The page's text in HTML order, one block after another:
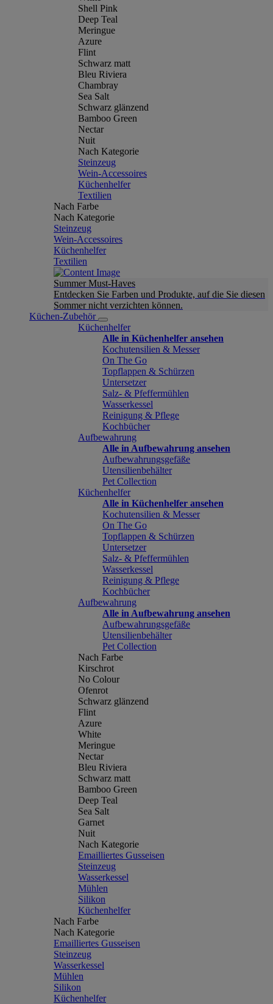
Shell Pink
Deep Teal
Meringue
Azure
Flint
Schwarz matt
Bleu Riviera
Chambray
Sea Salt
Schwarz glänzend
Bamboo Green
Nectar
Nuit
Nach Kategorie
Steinzeug
Wein-Accessoires
Küchenhelfer
Textilien
Nach Farbe
Nach Kategorie
Steinzeug
Wein-Accessoires
Küchenhelfer
Textilien
Summer Must-Haves
Entdecken Sie Farben und Produkte, auf die Sie diesen
Sommer nicht verzichten können.
Küchen-Zubehör
Küchenhelfer
Alle in Küchenhelfer ansehen
Kochutensilien & Messer
On The Go
Topflappen & Schürzen
Untersetzer
Salz- & Pfeffermühlen
Wasserkessel
Reinigung & Pflege
Kochbücher
Aufbewahrung
Alle in Aufbewahrung ansehen
Aufbewahrungsgefäße
Utensilienbehälter
Pet Collection
Küchenhelfer
Alle in Küchenhelfer ansehen
Kochutensilien & Messer
On The Go
Topflappen & Schürzen
Untersetzer
Salz- & Pfeffermühlen
Wasserkessel
Reinigung & Pflege
Kochbücher
Aufbewahrung
Alle in Aufbewahrung ansehen
Aufbewahrungsgefäße
Utensilienbehälter
Pet Collection
Nach Farbe
Kirschrot
No Colour
Ofenrot
Schwarz glänzend
Flint
Azure
White
Meringue
Nectar
Bleu Riviera
Schwarz matt
Bamboo Green
Deep Teal
Sea Salt
Garnet
Nuit
Nach Kategorie
Emailliertes Gusseisen
Steinzeug
Wasserkessel
Mühlen
Silikon
Küchenhelfer
Nach Farbe
Nach Kategorie
Emailliertes Gusseisen
Steinzeug
Wasserkessel
Mühlen
Silikon
Küchenhelfer